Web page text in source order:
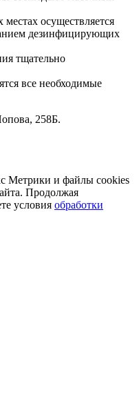
осуществляется
дезинфицирующих
тщательно
все необходимые
258Б.
Метрики и файлы cookies
Продолжая
условия обработки